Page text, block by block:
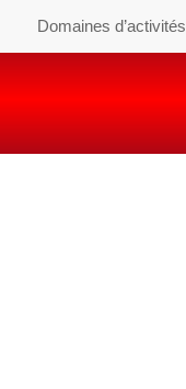
Domaines d’activités